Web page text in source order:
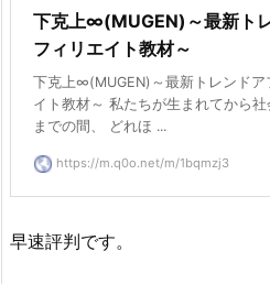
下克上∞(MUGEN)～最新ト
フィリエイト教材～
下克上∞(MUGEN)～最新トレンドア
イト教材～ 私たちが生まれてから社
までの間、 どれほ ...
https://m.q0o.net/m/1bqmzj3
早速評判です。